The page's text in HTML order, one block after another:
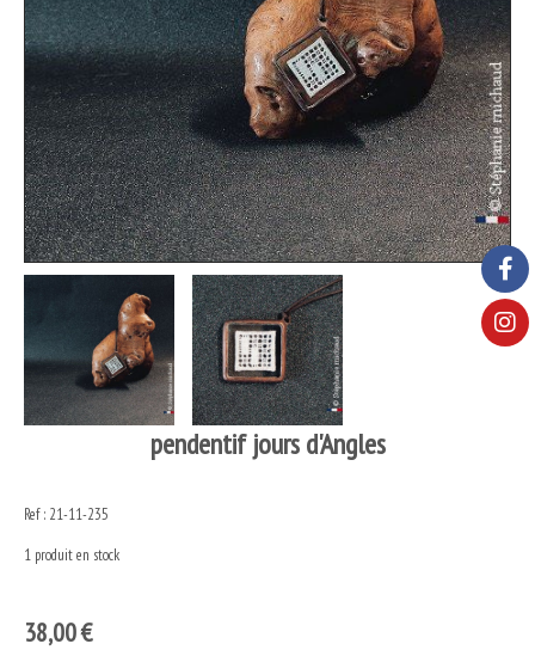
pendentif jours d'Angles
Ref : 21-11-235
38,00€
1 produit en stock